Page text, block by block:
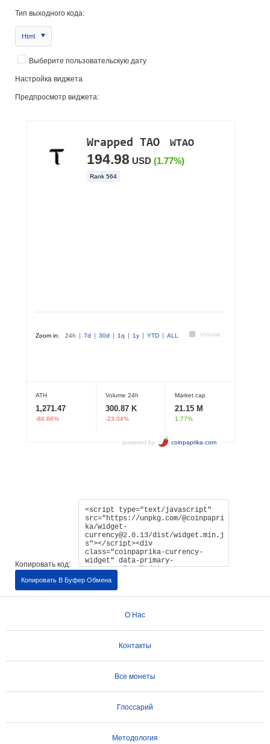
Тип выходного кода:
Html
Выберите пользовательскую дату
Настройка виджета
Предпросмотр виджета:
Копировать код:
Копировать В Буфер Обмена
О Нас
Контакты
Все монеты
Глоссарий
Методология